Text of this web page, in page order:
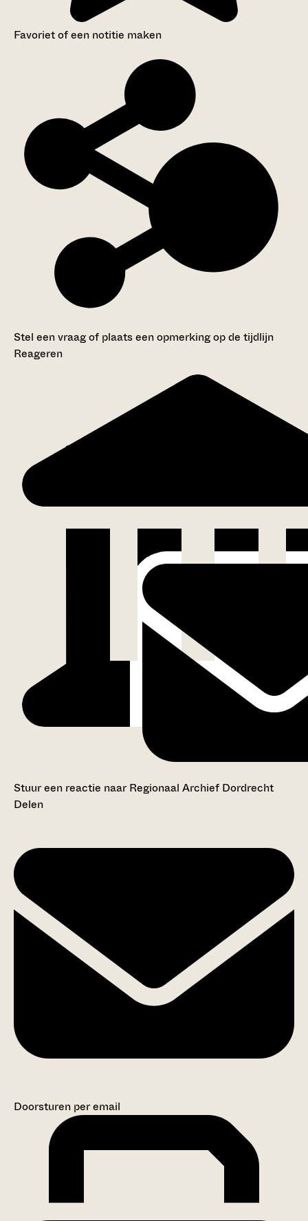
Favoriet of een notitie maken
Stel een vraag of plaats een opmerking op de tijdlijn
Reageren
Stuur een reactie naar Regionaal Archief Dordrecht
Delen
Doorsturen per email